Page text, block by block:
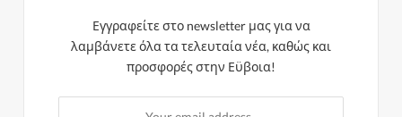
Εγγραφείτε στο newsletter μας για να
λαμβάνετε όλα τα τελευταία νέα, καθώς και
προσφορές στην Εϋβοια!